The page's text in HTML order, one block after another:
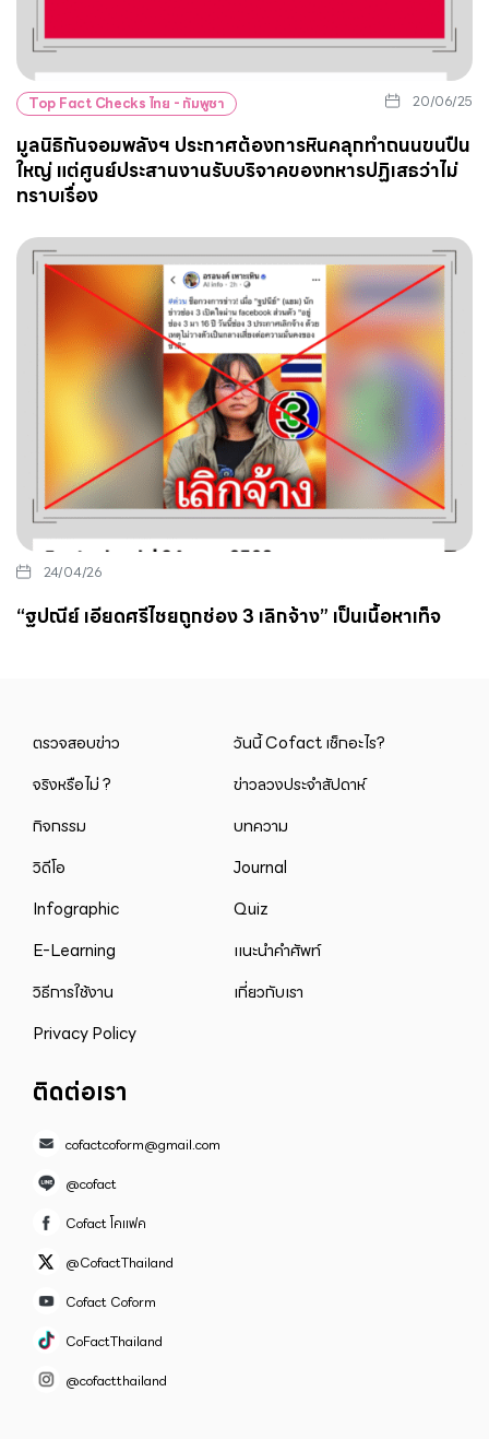
Top Fact Checks ไทย - กัมพูชา 20/06/25
มูลนิธิกันจอมพลังฯ ประกาศต้องการหินคลุกทำถนนขนปืน
ใหญ่ แต่ศูนย์ประสานงานรับบริจาคของทหารปฏิเสธว่าไม่
ทราบเรื่อง
24/04/26
“ฐปณีย์ เอียดศรีไชยถูกช่อง 3 เลิกจ้าง” เป็นเนื้อหาเท็จ
ตรวจสอบข่าว
วันนี้ Cofact เช็กอะไร?
จริงหรือไม่ ?
ข่าวลวงประจำสัปดาห์
กิจกรรม
บทความ
วิดีโอ
Journal
Infographic
Quiz
E-Learning
แนะนำคำศัพท์
วิธีการใช้งาน
เกี่ยวกับเรา
Privacy Policy
ติดต่อเรา
cofactcoform@gmail.com
@cofact
Cofact โคแฟค
@CofactThailand
Cofact Coform
CoFactThailand
@cofactthailand